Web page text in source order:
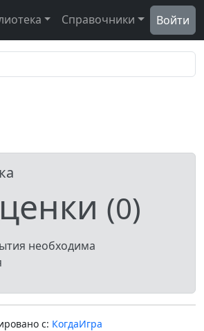
Справочники Войти
(0)
необходима
с: КогдаИгра